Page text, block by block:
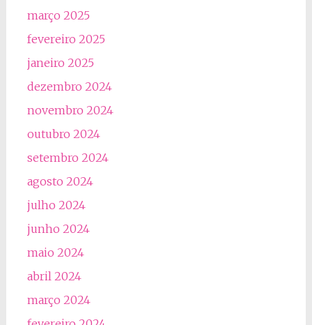
março 2025
fevereiro 2025
janeiro 2025
dezembro 2024
novembro 2024
outubro 2024
setembro 2024
agosto 2024
julho 2024
junho 2024
maio 2024
abril 2024
março 2024